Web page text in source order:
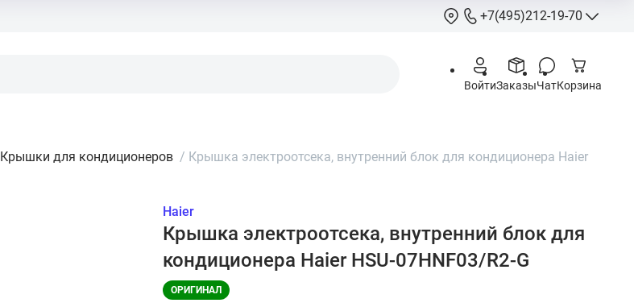
+7(495)212-19-70
info@hcstore.ru
Выходные:
шоссе 130, корп.
ВойтиЗаказыЧатКорзина
Крышки для кондиционеров / Крышка электроотсека, внутренний блок для кондиционера Haier
Haier
Крышка электроотсека, внутренний блок для
кондиционера Haier HSU-07HNF03/R2-G
ОРИГИНАЛ